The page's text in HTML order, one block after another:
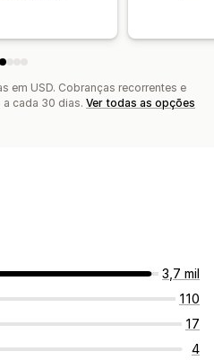
em USD. Cobranças recorrentes e
cada 30 dias. Ver todas as opções
3,7 mil
110
17
4